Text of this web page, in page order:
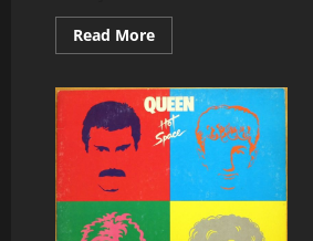
Read MoreRead
more
Alienação